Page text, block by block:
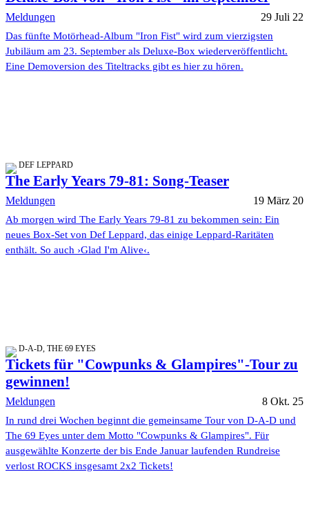
Meldungen 29 Juli 22
Das fünfte Motörhead-Album "Iron Fist" wird zum vierzigsten
Jubiläum am 23. September als Deluxe-Box wiederveröffentlicht.
Eine Demoversion des Titeltracks gibt es hier zu hören.
DEF LEPPARD
The Early Years 79-81: Song-Teaser
Meldungen 19 März 20
Ab morgen wird The Early Years 79-81 zu bekommen sein: Ein
neues Box-Set von Def Leppard, das einige Leppard-Raritäten
enthält. So auch ›Glad I'm Alive‹.
D-A-D, THE 69 EYES
Tickets für "Cowpunks & Glampires"-Tour zu
gewinnen!
Meldungen 8 Okt. 25
In rund drei Wochen beginnt die gemeinsame Tour von D-A-D und
The 69 Eyes unter dem Motto "Cowpunks & Glampires". Für
ausgewählte Konzerte der bis Ende Januar laufenden Rundreise
verlost ROCKS insgesamt 2x2 Tickets!